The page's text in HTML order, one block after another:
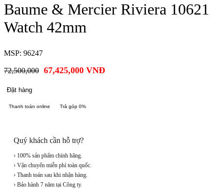
Baume & Mercier Riviera 10621
Watch 42mm
MSP: 96247
72,500,000 67,425,000 VNĐ
Đặt hàng
Thanh toán online Trả góp 0%
Quý khách cần hỗ trợ?
› 100% sản phẩm chính hãng.
› Vận chuyển miễn phí toàn quốc.
› Thanh toán sau khi nhận hàng.
› Bảo hành 7 năm tại Công ty.